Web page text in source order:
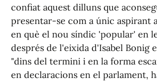
confiat aquest dilluns que
presentar-se com a únic aspirant
en què el nou síndic 'popular' en
després de l'eixida d'Isabel Bonig
"dins del termini i en la forma
en declaracions en el parlament,